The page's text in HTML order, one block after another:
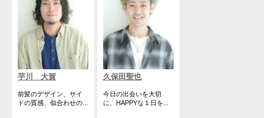
芋川 大賀
前髪のデザイン、サイ
ドの質感、似合わせの...
久保田聖也
今日の出会いを大切
に、HAPPYな１日を...